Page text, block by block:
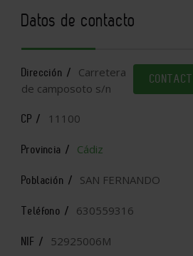
Datos de contacto
Dirección /
Carretera
de camposoto s/n
CP / 11100
Provincia / Cádiz
Población / SAN FERNANDO
Teléfono / 630559316
NIF / 52925006M